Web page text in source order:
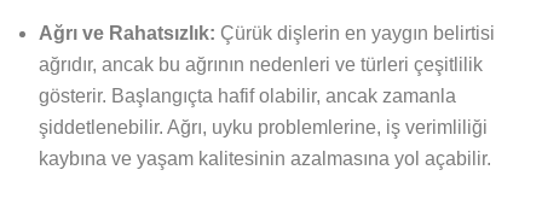
Ağrı ve Rahatsızlık: Çürük dişlerin en yaygın belirtisi
ağrıdır, ancak bu ağrının nedenleri ve türleri çeşitlilik
gösterir. Başlangıçta hafif olabilir, ancak zamanla
şiddetlenebilir. Ağrı, uyku problemlerine, iş verimliliği
kaybına ve yaşam kalitesinin azalmasına yol açabilir.